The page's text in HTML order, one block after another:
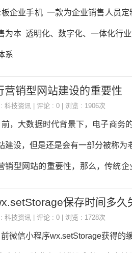
企业手机 一款为企业销售人员
为本 透明化、数字化、一体化行
系
营销型网站建设的重要性
科技资讯 | 评论 : 0 | 浏览 : 1906次
，大数据时代背景下，电子商务
建设，但是还是会有一部分被称
销型网站的重要性，那么，传统
提升用户体验度，传统企业网站
保存时间多久
科技资讯 | 评论 : 0 | 浏览 : 1728次
微信小程序wx.setStorage获得的